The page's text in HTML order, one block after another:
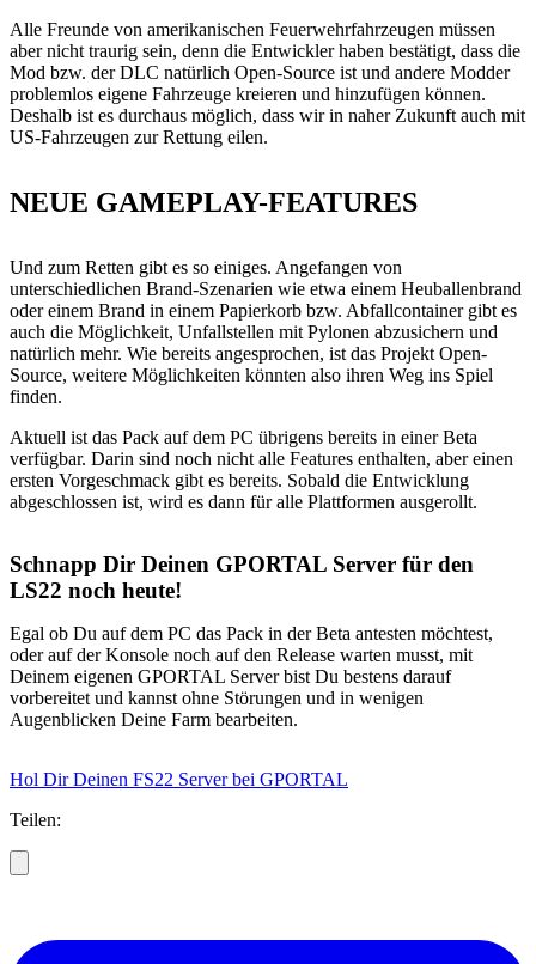
Alle Freunde von amerikanischen Feuerwehrfahrzeugen müssen
aber nicht traurig sein, denn die Entwickler haben bestätigt, dass die
Mod bzw. der DLC natürlich Open-Source ist und andere Modder
problemlos eigene Fahrzeuge kreieren und hinzufügen können.
Deshalb ist es durchaus möglich, dass wir in naher Zukunft auch mit
US-Fahrzeugen zur Rettung eilen.
NEUE GAMEPLAY-FEATURES
Und zum Retten gibt es so einiges. Angefangen von
unterschiedlichen Brand-Szenarien wie etwa einem Heuballenbrand
oder einem Brand in einem Papierkorb bzw. Abfallcontainer gibt es
auch die Möglichkeit, Unfallstellen mit Pylonen abzusichern und
natürlich mehr. Wie bereits angesprochen, ist das Projekt Open-
Source, weitere Möglichkeiten könnten also ihren Weg ins Spiel
finden.
Aktuell ist das Pack auf dem PC übrigens bereits in einer Beta
verfügbar. Darin sind noch nicht alle Features enthalten, aber einen
ersten Vorgeschmack gibt es bereits. Sobald die Entwicklung
abgeschlossen ist, wird es dann für alle Plattformen ausgerollt.
Schnapp Dir Deinen GPORTAL Server für den
LS22 noch heute!
Egal ob Du auf dem PC das Pack in der Beta antesten möchtest,
oder auf der Konsole noch auf den Release warten musst, mit
Deinem eigenen GPORTAL Server bist Du bestens darauf
vorbereitet und kannst ohne Störungen und in wenigen
Augenblicken Deine Farm bearbeiten.
Hol Dir Deinen FS22 Server bei GPORTAL
Teilen: